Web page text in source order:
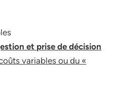
et prise de décision
variables ou du «